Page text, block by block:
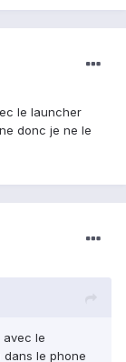
le launcher
donc je ne le
le
le phone